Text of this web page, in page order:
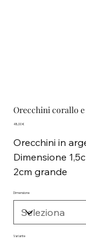
Orecchini corallo
Prezzo
48,00 €
Orecchini in
Dimensione
2cm grande
Dimensione
Variante